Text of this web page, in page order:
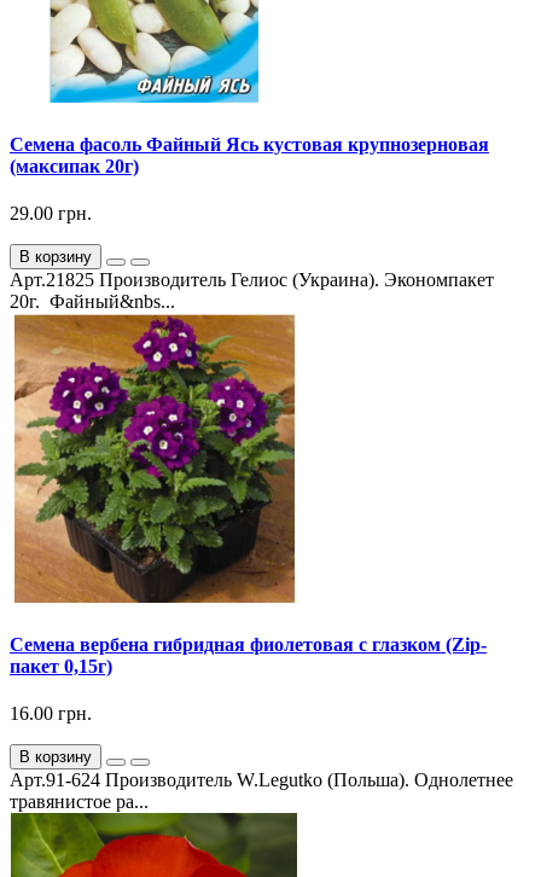
Семена фасоль Файный Ясь кустовая крупнозерновая
(максипак 20г)
29.00 грн.
В корзину
Арт.21825 Производитель Гелиос (Украина). Экономпакет
20г. Файный&nbs...
Семена вербена гибридная фиолетовая с глазком (Zip-
пакет 0,15г)
16.00 грн.
В корзину
Арт.91-624 Производитель W.Legutko (Польша). Однолетнее
травянистое ра...